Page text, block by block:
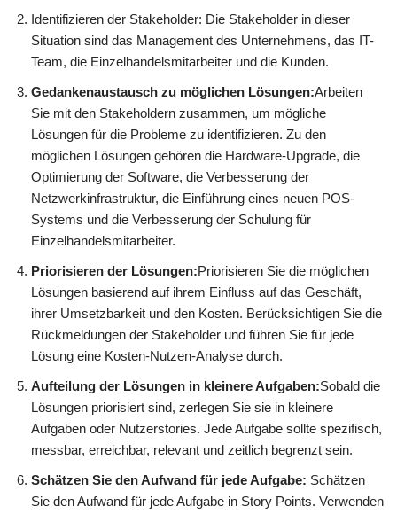
Identifizieren der Stakeholder: Die Stakeholder in dieser
Situation sind das Management des Unternehmens, das IT-
Team, die Einzelhandelsmitarbeiter und die Kunden.
Gedankenaustausch zu möglichen Lösungen:Arbeiten
Sie mit den Stakeholdern zusammen, um mögliche
Lösungen für die Probleme zu identifizieren. Zu den
möglichen Lösungen gehören die Hardware-Upgrade, die
Optimierung der Software, die Verbesserung der
Netzwerkinfrastruktur, die Einführung eines neuen POS-
Systems und die Verbesserung der Schulung für
Einzelhandelsmitarbeiter.
Priorisieren der Lösungen:Priorisieren Sie die möglichen
Lösungen basierend auf ihrem Einfluss auf das Geschäft,
ihrer Umsetzbarkeit und den Kosten. Berücksichtigen Sie die
Rückmeldungen der Stakeholder und führen Sie für jede
Lösung eine Kosten-Nutzen-Analyse durch.
Aufteilung der Lösungen in kleinere Aufgaben:Sobald die
Lösungen priorisiert sind, zerlegen Sie sie in kleinere
Aufgaben oder Nutzerstories. Jede Aufgabe sollte spezifisch,
messbar, erreichbar, relevant und zeitlich begrenzt sein.
Schätzen Sie den Aufwand für jede Aufgabe: Schätzen
Sie den Aufwand für jede Aufgabe in Story Points. Verwenden